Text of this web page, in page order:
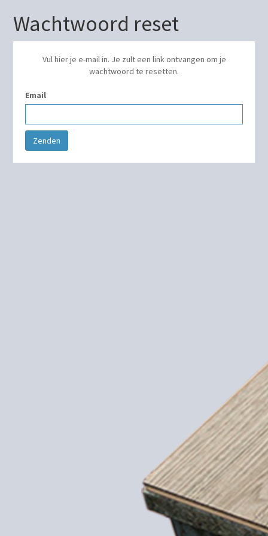
Wachtwoord reset
Vul hier je e-mail in. Je zult een link ontvangen om je
wachtwoord te resetten.
Email
Zenden